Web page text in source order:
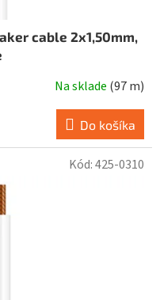
cable 2x1,50mm,
Na sklade (97 m)
Do košíka
Kód:425-0310